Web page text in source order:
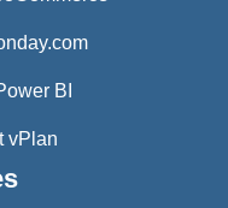
BI
vPlan